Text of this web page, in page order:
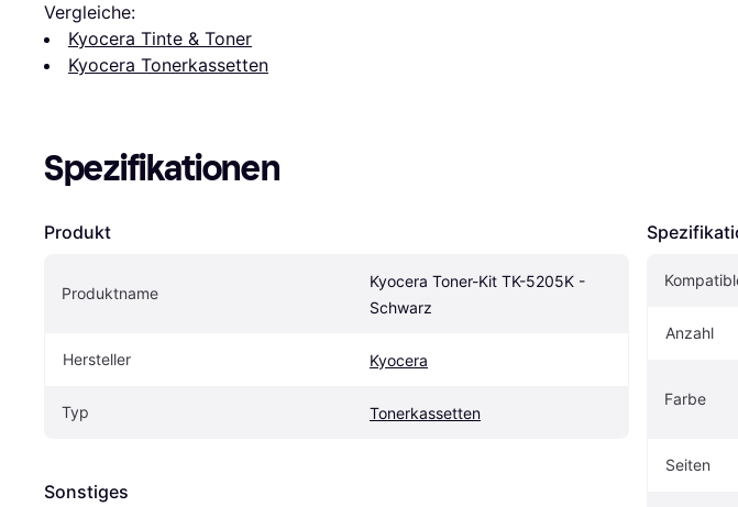
Vergleiche:
Kyocera Tinte & Toner
Kyocera Tonerkassetten
Spezifikationen
Produkt
Produktname
Kyocera Toner-Kit TK-5205K -
Schwarz
Hersteller Kyocera
Typ Tonerkassetten
Sonstiges
Anzahl
Farbe
Seiten